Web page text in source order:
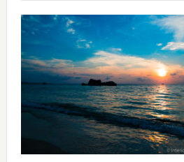
湾
旅
行
記
そ
の
３
良